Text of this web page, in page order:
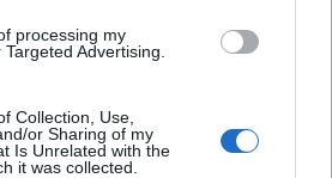
processing my
Advertising.
Collection, Use,
or Sharing of my
Is Unrelated with the
it was collected.
elmúlt 2 év napon belüli
Előfizetés